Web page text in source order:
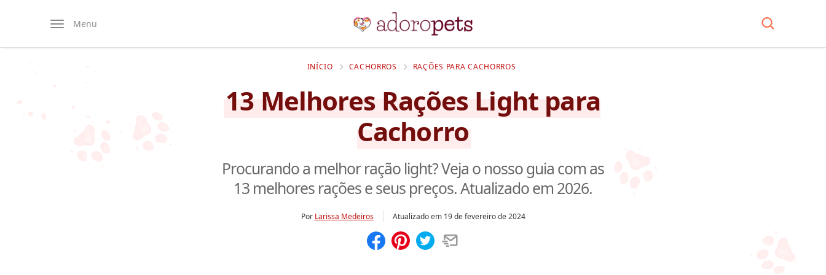
Menu
INÍCIO CACHORROS RAÇÕES PARA CACHORROS
13 Melhores Rações Light para
Cachorro
Procurando a melhor ração light? Veja o nosso guia com as
13 melhores rações e seus preços. Atualizado em 2026.
Por Larissa Medeiros Atualizado em 19 de fevereiro de 2024